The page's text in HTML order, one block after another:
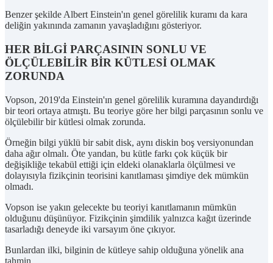
Benzer şekilde Albert Einstein'ın genel görelilik kuramı da kara
deliğin yakınında zamanın yavaşladığını gösteriyor.
HER BİLGİ PARÇASININ SONLU VE
ÖLÇÜLEBİLİR BİR KÜTLESİ OLMAK
ZORUNDA
Vopson, 2019'da Einstein'ın genel görelilik kuramına dayandırdığı
bir teori ortaya atmıştı. Bu teoriye göre her bilgi parçasının sonlu ve
ölçülebilir bir kütlesi olmak zorunda.
Örneğin bilgi yüklü bir sabit disk, aynı diskin boş versiyonundan
daha ağır olmalı. Öte yandan, bu kütle farkı çok küçük bir
değişikliğe tekabül ettiği için eldeki olanaklarla ölçülmesi ve
dolayısıyla fizikçinin teorisini kanıtlaması şimdiye dek mümkün
olmadı.
Vopson ise yakın gelecekte bu teoriyi kanıtlamanın mümkün
olduğunu düşünüyor. Fizikçinin şimdilik yalnızca kağıt üzerinde
tasarladığı deneyde iki varsayım öne çıkıyor.
Bunlardan ilki, bilginin de kütleye sahip olduğuna yönelik ana
tahmin.